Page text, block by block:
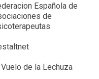
Española de
de
Vuelo de la Lechuza